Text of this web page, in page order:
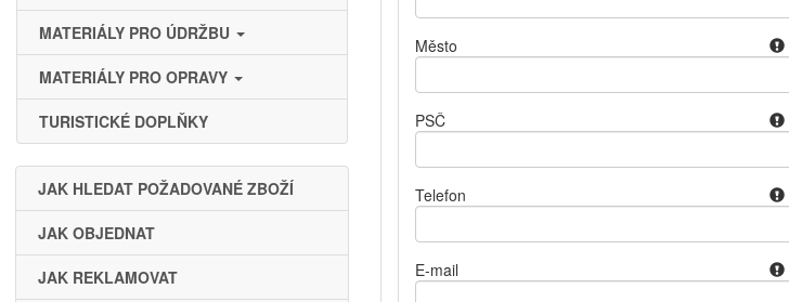
MATERIÁLY PRO ÚDRŽBU
MATERIÁLY PRO OPRAVY
TURISTICKÉ DOPLŇKY
JAK HLEDAT POŽADOVANÉ ZBOŽÍ
JAK OBJEDNAT
JAK REKLAMOVAT
Město
PSČ
Telefon
E-mail